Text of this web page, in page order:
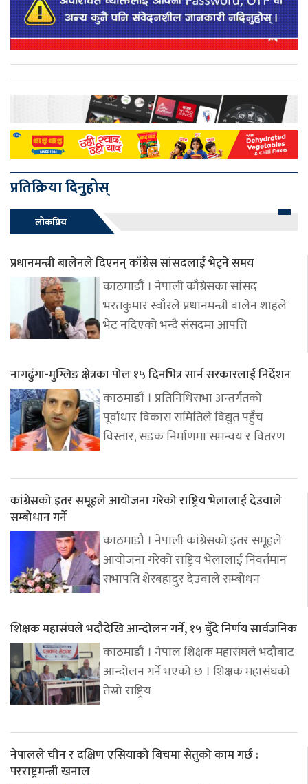
प्रतिक्रिया दिनुहोस्
लोकप्रिय
प्रधानमन्त्री बालेनले दिएनन् काँग्रेस सांसदलाई भेट्ने समय
काठमाडौं । नेपाली काँग्रेसका सांसद
भरतकुमार स्वाँरले प्रधानमन्त्री बालेन शाहले
भेट नदिएको भन्दै संसदमा आपत्ति
नागढुंगा-मुग्लिङ क्षेत्रका पोल १५ दिनभित्र सार्न सरकारलाई निर्देशन
काठमाडौं । प्रतिनिधिसभा अन्तर्गतको
पूर्वाधार विकास समितिले विद्युत पहुँच
विस्तार, सडक निर्माणमा समन्वय र वितरण
कांग्रेसको इतर समूहले आयोजना गरेको राष्ट्रिय भेलालाई देउवाले
सम्बोधान गर्ने
काठमाडौं । नेपाली कांग्रेसको इतर समूहले
आयोजना गरेको राष्ट्रिय भेलालाई निवर्तमान
सभापति शेरबहादुर देउवाले सम्बोधन
शिक्षक महासंघले भदौदेखि आन्दोलन गर्ने, १५ बुँदे निर्णय सार्वजनिक
काठमाडौं । नेपाल शिक्षक महासंघले भदौबाट
आन्दोलन गर्ने भएको छ । शिक्षक महासंघको
तेस्रो राष्ट्रिय
नेपालले चीन र दक्षिण एसियाको बिचमा सेतुको काम गर्छ :
परराष्ट्रमन्त्री खनाल